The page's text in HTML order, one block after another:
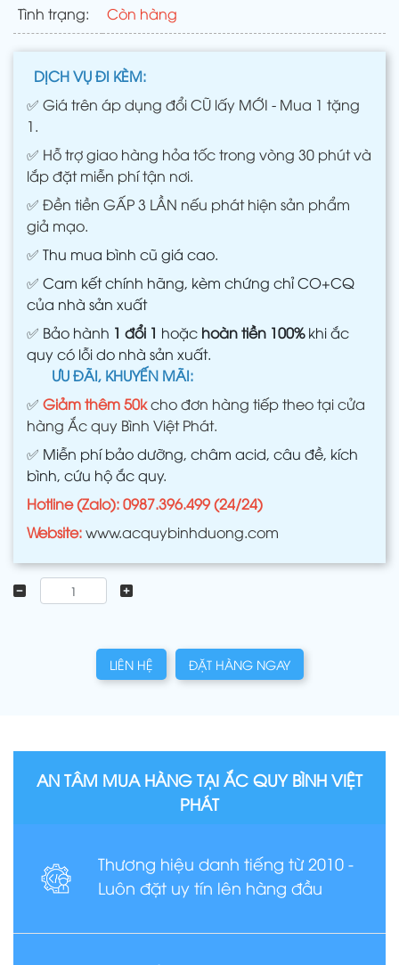
Tình trạng: Còn hàng
DỊCH VỤ ĐI KÈM:
✅ Giá trên áp dụng đổi CŨ lấy MỚI - Mua 1 tặng
1.
✅ Hỗ trợ giao hàng hỏa tốc trong vòng 30 phút và
lắp đặt miễn phí tận nơi.
✅ Đền tiền GẤP 3 LẦN nếu phát hiện sản phẩm
giả mạo.
✅ Thu mua bình cũ giá cao.
✅ Cam kết chính hãng, kèm chứng chỉ CO+CQ
của nhà sản xuất
✅ Bảo hành 1 đổi 1 hoặc hoàn tiền 100%khi ắc
quy có lỗi do nhà sản xuất.
ƯU ĐÃI, KHUYẾN MÃI:
✅ Giảm thêm 50kcho đơn hàng tiếp theo tại cửa
hàng Ắc quy Bình Việt Phát.
✅ Miễn phí bảo dưỡng, châm acid, câu đề, kích
bình, cứu hộ ắc quy.
Hotline (Zalo): 0987.396.499 (24/24)
Website:www.acquybinhduong.com
LIÊN HỆ ĐẶT HÀNG NGAY
AN TÂM MUA HÀNG TẠI ẮC QUY BÌNH VIỆT
PHÁT
Thương hiệu danh tiếng từ 2010 -
Luôn đặt uy tín lên hàng đầu